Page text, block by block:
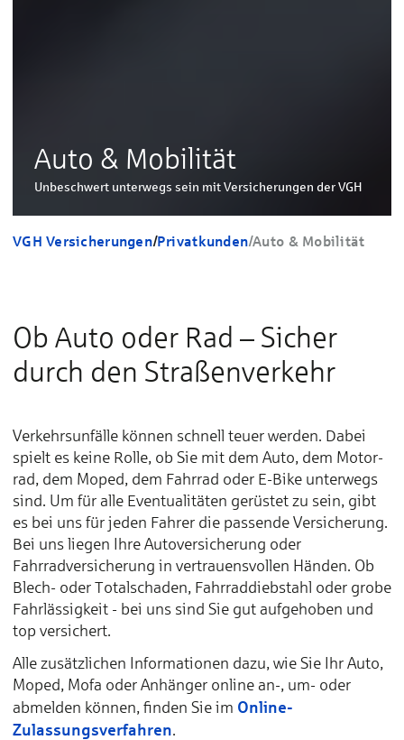
Auto & Mobilität
Unbeschwert unterwegs sein mit Versicherungen der VGH
VGH Versicherungen/Privatkunden/Auto & Mobilität
Ob Auto oder Rad – Sicher
durch den Straßenverkehr
Verkehrsunfälle kön­nen schnell teuer wer­den. Da­bei
spielt es keine Rolle, ob Sie mit dem Au­to, dem Mo­tor­
rad, dem Mo­ped, dem Fahrrad oder E-Bike un­ter­wegs
sind. Um für al­le Even­tua­li­tä­ten ge­rüs­tet zu sein, gibt
es bei uns für je­den Fah­rer die pas­sen­de Ver­si­che­rung.
Bei uns lie­gen Ih­re Autover­si­che­­run­g oder
Fahrradversicherung in ver­trauens­vol­len Hän­den. Ob
Blech- oder To­tal­scha­den, Fahrraddiebstahl oder grobe
Fahrlässigkeit - bei uns sind Sie gut auf­ge­ho­ben und
top versichert.
Alle zusätzlichen Informationen dazu, wie Sie Ihr Auto,
Moped, Mofa oder Anhänger online an-, um- oder
abmelden können, finden Sie im Online-
Zulassungsverfahren.